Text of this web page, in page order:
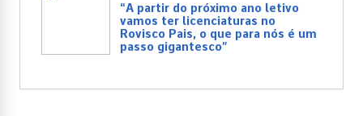
“A partir do próximo ano letivo
vamos ter licenciaturas no
Rovisco Pais, o que para nós é um
passo gigantesco”